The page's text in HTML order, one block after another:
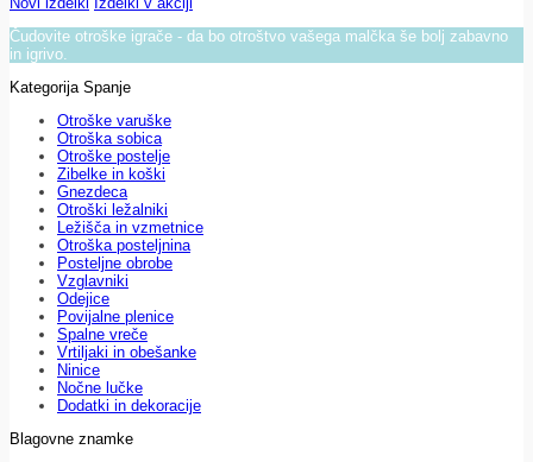
Čudovite otroške igrače - da bo otroštvo vašega malčka še bolj zabavno
in igrivo.
Kategorija Spanje
Otroške varuške
Otroška sobica
Otroške postelje
Zibelke in koški
Gnezdeca
Otroški ležalniki
Ležišča in vzmetnice
Otroška posteljnina
Posteljne obrobe
Vzglavniki
Odejice
Povijalne plenice
Spalne vreče
Vrtiljaki in obešanke
Ninice
Nočne lučke
Dodatki in dekoracije
Blagovne znamke